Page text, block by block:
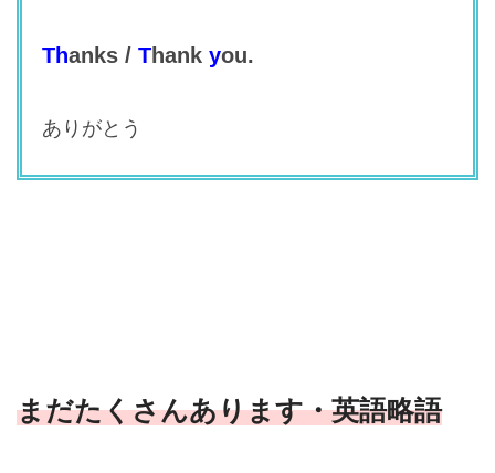
Thanks /Thank you.
ありがとう
まだたくさんあります・英語略語